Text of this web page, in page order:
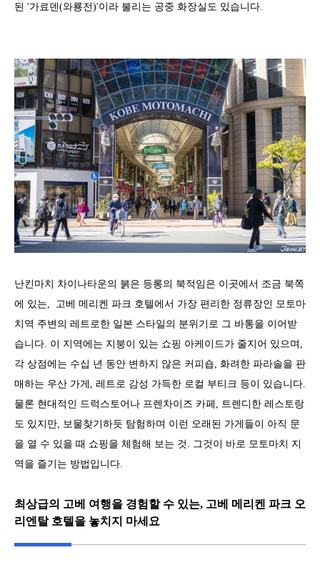
된 '가료덴(와룡전)'이라 불리는 공중 화장실도 있습니다.
난킨마치 차이나타운의 붉은 등롱의 북적임은 이곳에서 조금 북쪽
에 있는, 고베 메리켄 파크 호텔에서 가장 편리한 정류장인 모토마
치역 주변의 레트로한 일본 스타일의 분위기로 그 바통을 이어받
습니다. 이 지역에는 지붕이 있는 쇼핑 아케이드가 줄지어 있으며,
각 상점에는 수십 년 동안 변하지 않은 커피숍, 화려한 파라솔을 판
매하는 우산 가게, 레트로 감성 가득한 로컬 부티크 등이 있습니다.
물론 현대적인 드럭스토어나 프렌차이즈 카페, 트렌디한 레스토랑
도 있지만, 보물찾기하듯 탐험하며 이런 오래된 가게들이 아직 문
을 열 수 있을 때 쇼핑을 체험해 보는 것. 그것이 바로 모토마치 지
역을 즐기는 방법입니다.
최상급의 고베 여행을 경험할 수 있는, 고베 메리켄 파크 오
리엔탈 호텔을 놓치지 마세요